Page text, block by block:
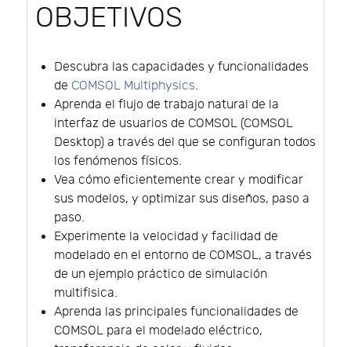
OBJETIVOS
Descubra las capacidades y funcionalidades
de COMSOL Multiphysics.
Aprenda el flujo de trabajo natural de la
interfaz de usuarios de COMSOL (COMSOL
Desktop) a través del que se configuran todos
los fenómenos físicos.
Vea cómo eficientemente crear y modificar
sus modelos, y optimizar sus diseños, paso a
paso.
Experimente la velocidad y facilidad de
modelado en el entorno de COMSOL, a través
de un ejemplo práctico de simulación
multifisica.
Aprenda las principales funcionalidades de
COMSOL para el modelado eléctrico,